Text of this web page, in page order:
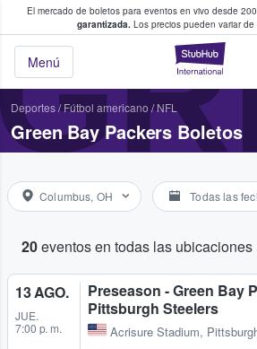
El mercado de boletos para eventos en vivo desde
garantizada. Los precios pueden variar de
Menú
fans compran y
Deportes/ Fútbol americano /NFL
Green Bay Packers Boletos
Columbus, OH Todas las
20eventos en todas las ubicaciones
13 AGO.
JUE.
7:00 p. m.
Preseason - Green Bay
Pittsburgh Steelers
Acrisure Stadium,